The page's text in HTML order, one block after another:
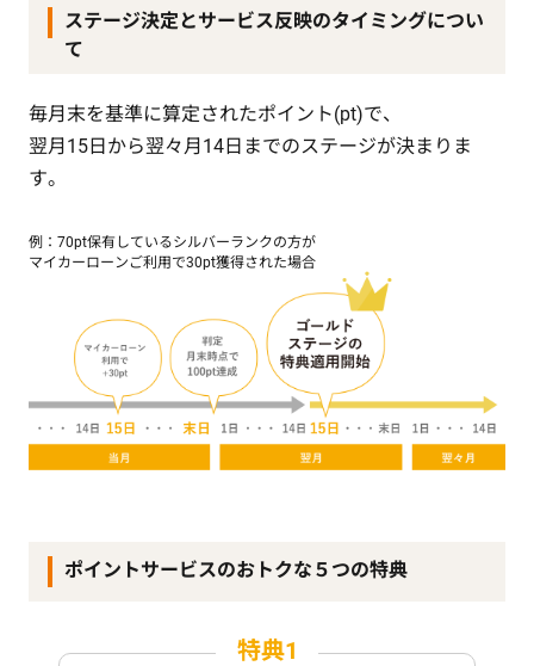
ステージ決定とサービス反映のタイミングについ
て
毎月末を基準に算定されたポイント(pt)で、
翌月15日から翌々月14日までのステージが決まりま
す。
例：70pt保有しているシルバーランクの方が
マイカーローンご利用で30pt獲得された場合
ポイントサービスのおトクな５つの特典
特典1